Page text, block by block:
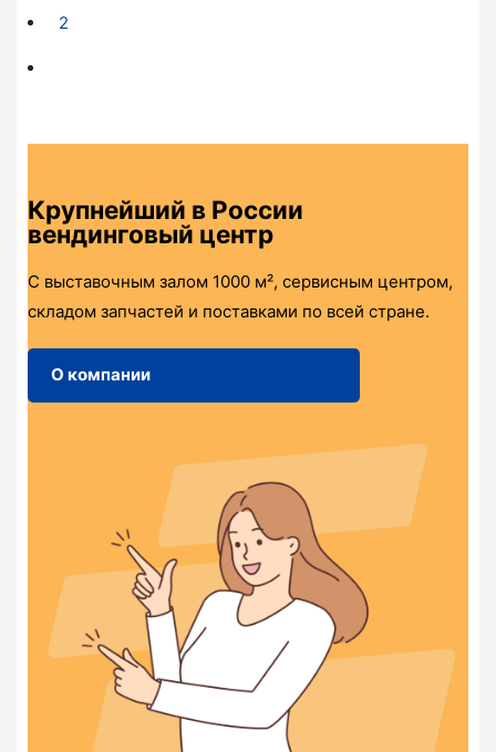
2
Крупнейший в России
вендинговый центр
С выставочным залом 1000 м², сервисным центром,
складом запчастей и поставками по всей стране.
О компании